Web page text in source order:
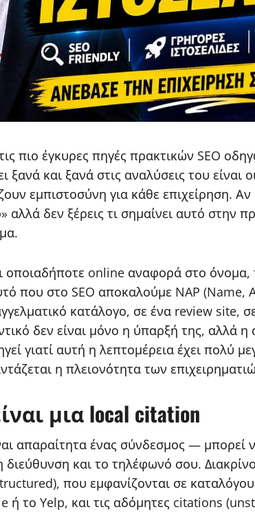
πιο έγκυρες πηγές πρακτικών SEO
ξανά και ξανά στις αναλύσεις του είναι
εμπιστοσύνη για κάθε επιχείρηση. Αν
αλλά δεν ξέρεις τι σημαίνει αυτό στην
οποιαδήποτε online αναφορά στο όνομα,
που στο SEO αποκαλούμε NAP (Name,
κατάλογο, σε ένα review site,
δεν είναι μόνο η ύπαρξή της, αλλά η
γιατί αυτή η λεπτομέρεια έχει πολύ
η πλειονότητα των
μια local citation
απαραίτητα ένας σύνδεσμος — μπορεί
και το τηλέφωνό σου.
που εμφανίζονται σε
ή το Yelp, και τις αδόμητες citations